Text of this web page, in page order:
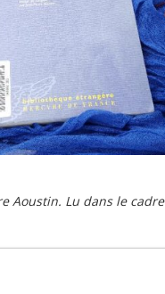
Aoustin. Lu dans le